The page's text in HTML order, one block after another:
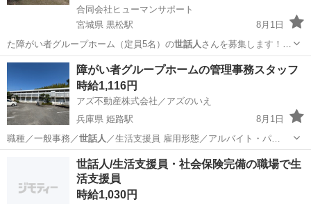
合同会社ヒューマンサポート
宮城県 黒松駅
8月1日
た障がい者グループホーム（定員5名）の世話人さんを募集します！
男子棟 入居者…
宮城 仙台市 黒松駅
障がい者グループホームの管理事務スタッフ
時給1,116円
アズ不動産株式会社／アズのいえ
兵庫県 姫路駅
8月1日
職種／一般事務／世話人 ／生活支援員 雇用形態／アルバイト・パ…
姫路市 姫路駅 一般事務 スタッフ
世話人/生活支援員・社会保険完備の職場で生
活支援員
時給1,030円